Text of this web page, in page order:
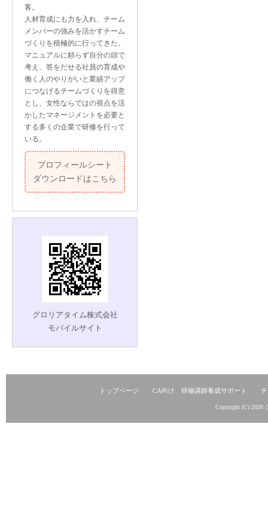
客。
人材育成にも力を入れ、チーム
メンバーの強みを活かすチーム
づくりを積極的に行ってきた。
マニュアルに頼らず自分の頭で
考え、答をだせる社員の育成や
働く人のやりがいと業績アップ
につなげるチームづくりを得意
とし、女性ならではの視点を活
かしたマネージメントを必要と
する多くの企業で研修を行って
いる。
プロフィールシート
ダウンロードはこちら
グロリアタイム株式会社
モバイルサイト
トップページ CA向け 研修講師養成サポート
Copyright (C) 2026